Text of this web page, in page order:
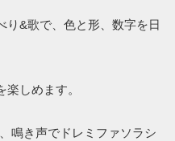
り&歌で、色と形、数字を日
しめます。
鳴き声でドレミファソラシ